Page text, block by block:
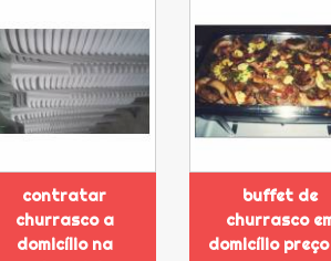
contratar
churrasco a
domicílio na
buffet de
churrasco
domicílio